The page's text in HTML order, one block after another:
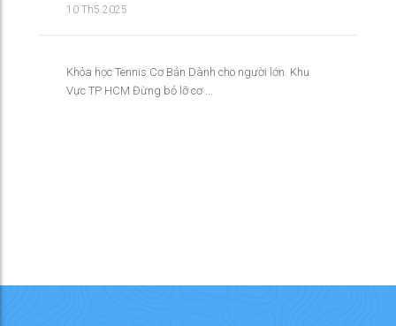
10 Th5 2025
Khóa học Tennis Cơ Bản Dành cho người lớn. Khu
Vực TP HCM Đừng bỏ lỡ cơ ...